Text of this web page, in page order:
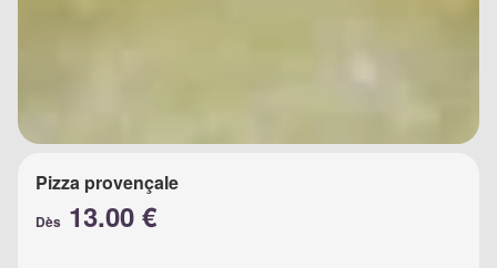
Pizza provençale
Dès 13.00 €